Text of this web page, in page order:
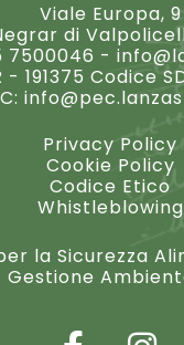
Viale Europa, 9
di
7500046 -
- 191375 Codice
Privacy Policy
Cookie Policy
Codice Etico
Whistleblowing
la Sicurezza
Gestione